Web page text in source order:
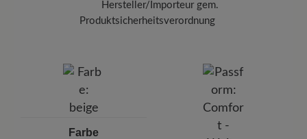
Hersteller/Importeur gem.
Produktsicherheitsverordnung
Pleidelsheimer Str. 15/1, 74321 Bietigheim-Bissingen,
E-mail:
kundenbetreuung@baer-schuhe.de
Telefon: 0800 51 65 65 56 (gebührenfrei)
Farbe